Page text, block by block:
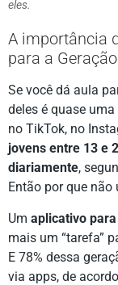
eles.
A importância
para a
Se você dá aula
deles é quase
no TikTok, no
jovens entre 13 e
diariamente,
Então por que
Um aplicativo
mais um “tarefa”
E 78% dessa
via apps, de